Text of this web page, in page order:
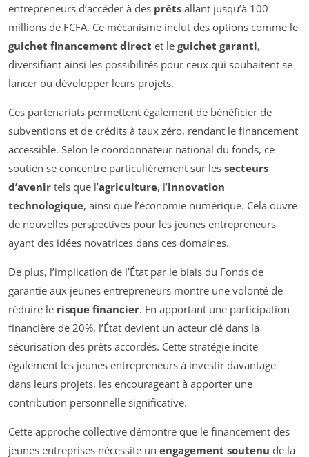
entrepreneurs d’accéder à des prêts allant jusqu’à 100
millions de FCFA. Ce mécanisme inclut des options comme le
guichet financement direct et le guichet garanti,
diversifiant ainsi les possibilités pour ceux qui souhaitent se
lancer ou développer leurs projets.
Ces partenariats permettent également de bénéficier de
subventions et de crédits à taux zéro, rendant le financement
accessible. Selon le coordonnateur national du fonds, ce
soutien se concentre particulièrement sur les secteurs
d’avenir tels que l’agriculture, l’innovation
technologique, ainsi que l’économie numérique. Cela ouvre
de nouvelles perspectives pour les jeunes entrepreneurs
ayant des idées novatrices dans ces domaines.
De plus, l’implication de l’État par le biais du Fonds de
garantie aux jeunes entrepreneurs montre une volonté de
réduire le risque financier. En apportant une participation
financière de 20%, l’État devient un acteur clé dans la
sécurisation des prêts accordés. Cette stratégie incite
également les jeunes entrepreneurs à investir davantage
dans leurs projets, les encourageant à apporter une
contribution personnelle significative.
Cette approche collective démontre que le financement des
jeunes entreprises nécessite un engagement soutenu de la